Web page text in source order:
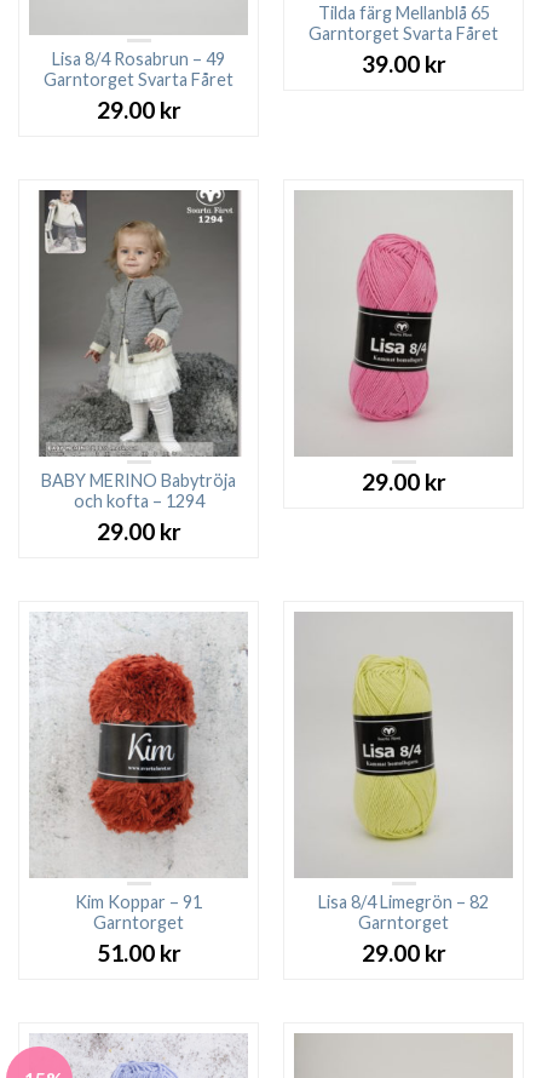
Lisa 8/4 Rosabrun – 49
Garntorget Svarta Fåret
29.00 kr
Tilda färg Mellanblå 65
Garntorget Svarta Fåret
39.00 kr
BABY MERINO Babytröja
och kofta – 1294
29.00 kr
29.00 kr
Kim Koppar – 91
Garntorget
51.00 kr
Lisa 8/4 Limegrön – 82
Garntorget
29.00 kr